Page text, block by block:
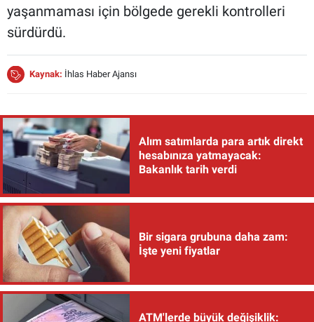
yaşanmaması için bölgede gerekli kontrolleri
sürdürdü.
Kaynak: İhlas Haber Ajansı
Alım satımlarda para artık direkt
hesabınıza yatmayacak:
Bakanlık tarih verdi
Bir sigara grubuna daha zam:
İşte yeni fiyatlar
ATM'lerde büyük değişiklik: